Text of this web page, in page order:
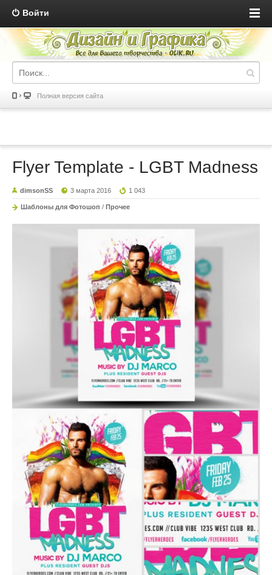
Войти
Полная версия сайта
Flyer Template - LGBT Madness
dimsonSS 3 марта 2016 1 043
Шаблоны для Фотошоп / Прочее